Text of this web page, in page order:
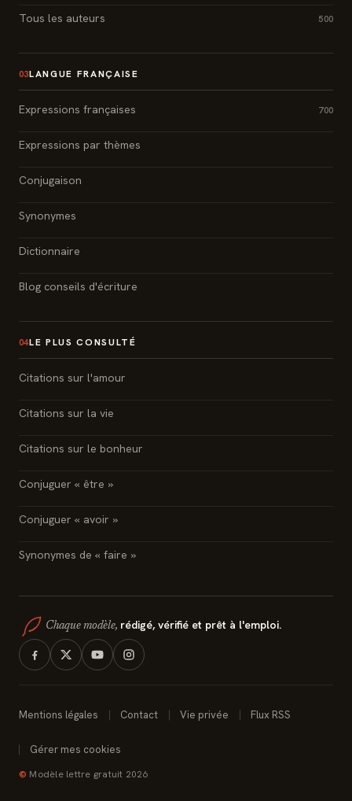
Tous les auteurs 500
03LANGUE FRANÇAISE
Expressions françaises 700
Expressions par thèmes
Conjugaison
Synonymes
Dictionnaire
Blog conseils d'écriture
04LE PLUS CONSULTÉ
Citations sur l'amour
Citations sur la vie
Citations sur le bonheur
Conjuguer « être »
Conjuguer « avoir »
Synonymes de « faire »
Chaque modèle, rédigé, vérifié et prêt à l'emploi.
Mentions légales Contact Vie privée Flux RSS
Gérer mes cookies
© Modèle lettre gratuit 2026